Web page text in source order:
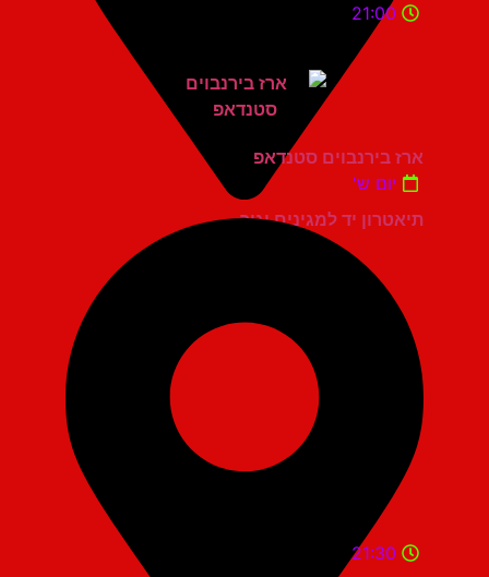
תיאטרון יד למגינים יגור
21:00
ארז בירנבוים סטנדאפ
יום ש'
21:30